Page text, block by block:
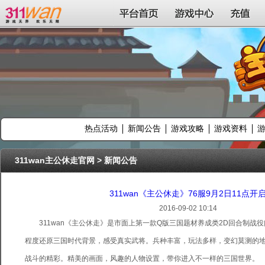
311wan平台 平台首页 游戏中心 充值
热点活动 新闻公告 游戏攻略 游戏资料
311wan主公休走官网>新闻公告
311wan《主公休走》76服9月2日11点开
2016-09-02 10:14
311wan《主公休走》是市面上第一款Q版三国题材养成类2D回合制战役
程度还原三国时代背景，感受真实武将。兵种丰富，玩法多样，变幻莫测的
战斗的精彩。精美的画面，风趣的人物设置，带你进入不一样的三国世界。